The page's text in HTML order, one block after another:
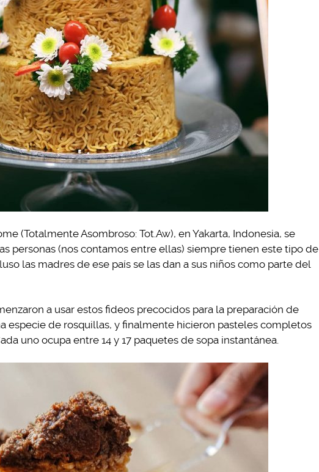
(Totalmente Asombroso: Tot.Aw), en Yakarta, Indonesia, se
personas (nos contamos entre ellas) siempre tienen este tipo de
las madres de ese país se las dan a sus niños como parte del
a usar estos fideos precocidos para la preparación de
especie de rosquillas, y finalmente hicieron pasteles completos
uno ocupa entre 14 y 17 paquetes de sopa instantánea.